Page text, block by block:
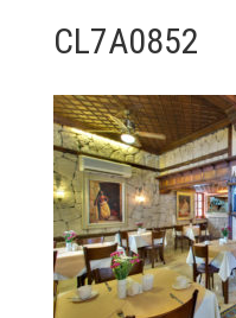
CL7A0852